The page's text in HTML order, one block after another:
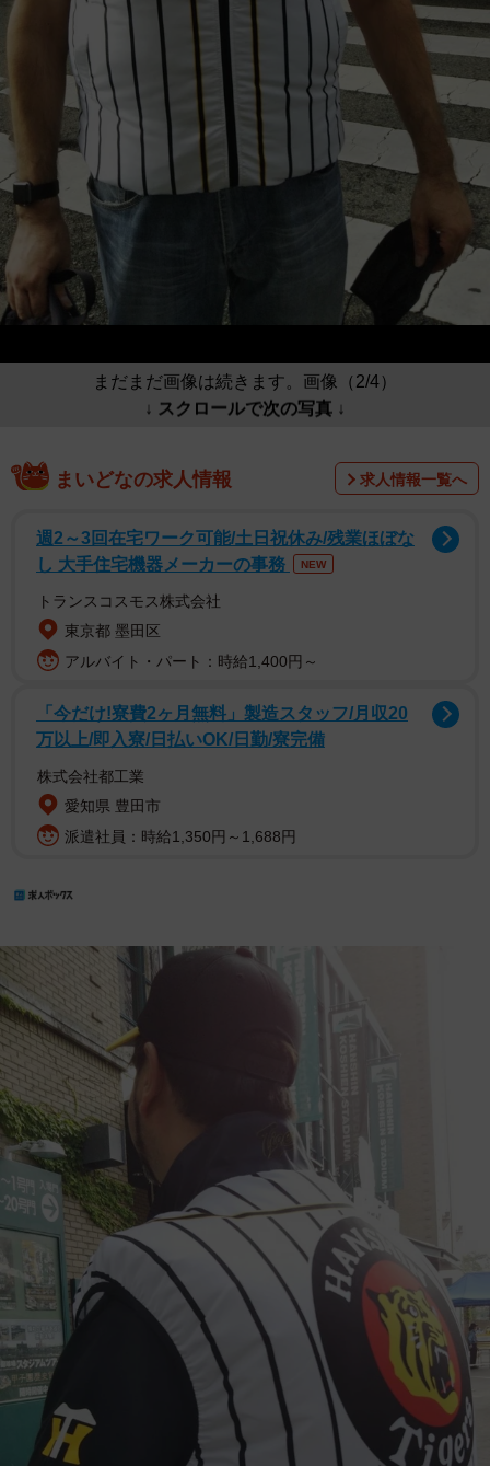
まだまだ画像は続きます。画像（2/4）
↓ スクロールで次の写真 ↓
まいどなの求人情報 求人情報一覧へ
週2～3回在宅ワーク可能/土日祝休み/残業ほぼな
し 大手住宅機器メーカーの事務
NEW
トランスコスモス株式会社
東京都 墨田区
アルバイト・パート：時給1,400円～
「今だけ!寮費2ヶ月無料」製造スタッフ/月収20
万以上/即入寮/日払いOK/日勤/寮完備
株式会社都工業
愛知県 豊田市
派遣社員：時給1,350円～1,688円